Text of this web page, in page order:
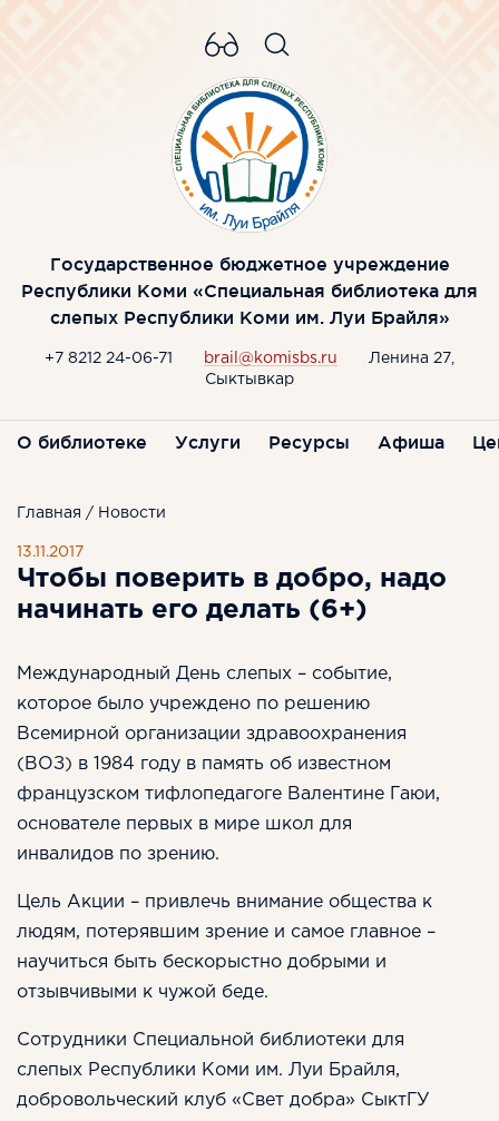
+7 8212 24-06-71 brail@komisbs.ru
Ленина 27,
Сыктывкар
Государственное бюджетное учреждение
Республики Коми «Специальная библиотека для
слепых Республики Коми им. Луи Брайля»
О библиотеке Услуги Ресурсы Афиша
Главная / Новости
13.11.2017
Чтобы поверить в добро, надо
начинать его делать (6+)
Международный День слепых – событие,
которое было учреждено по решению
Всемирной организации здравоохранения
(ВОЗ) в 1984 году в память об известном
французском тифлопедагоге Валентине Гаюи,
основателе первых в мире школ для
инвалидов по зрению.
Цель Акции – привлечь внимание общества к
людям, потерявшим зрение и самое главное –
научиться быть бескорыстно добрыми и
отзывчивыми к чужой беде.
Сотрудники Специальной библиотеки для
слепых Республики Коми им. Луи Брайля,
добровольческий клуб «Свет добра» СыктГУ